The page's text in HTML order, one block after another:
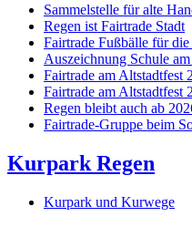
Sammelstelle für alte
Regen ist Fairtrade Stadt
Fairtrade Fußbälle für
Auszeichnung Schule
Fairtrade am Altstadtfest
Fairtrade am Altstadtfest
Regen bleibt auch ab
Fairtrade-Gruppe beim
Kurpark Regen
Kurpark und Kurwege